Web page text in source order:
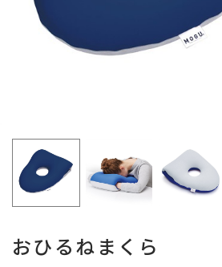
おひるねまくら